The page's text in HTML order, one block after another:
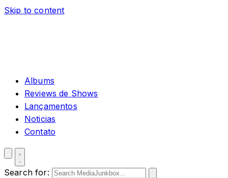
Skip to content
Albums
Reviews de Shows
Lançamentos
Noticias
Contato
Search for: